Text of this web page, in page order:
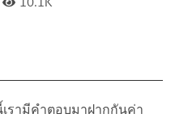
รามีคำตอบมาฝากกันค่า